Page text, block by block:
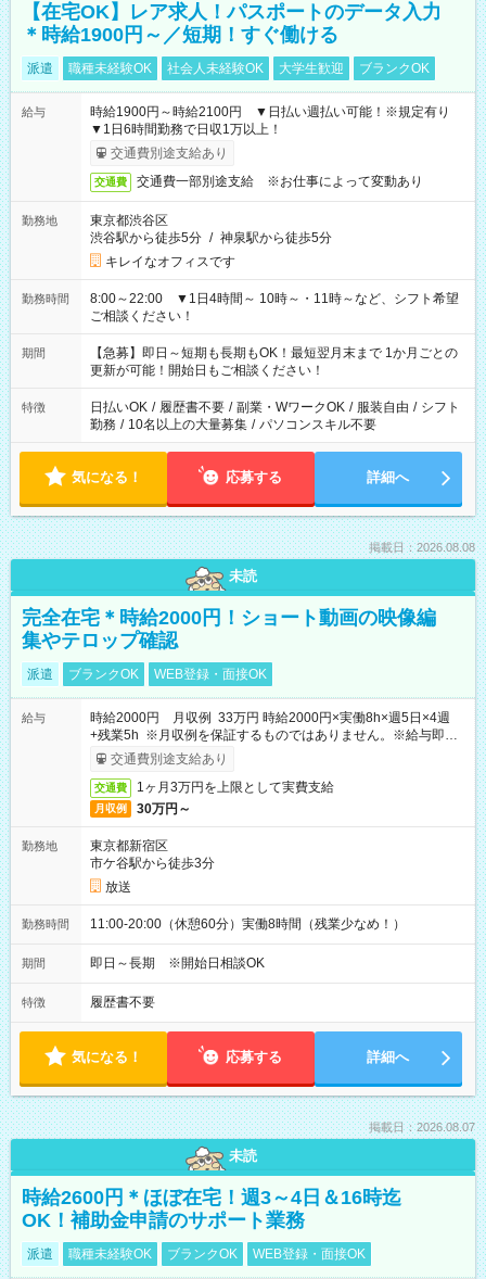
【在宅OK】レア求人！パスポートのデータ入力
＊時給1900円～／短期！すぐ働ける
派遣 職種未経験OK 社会人未経験OK 大学生歓迎 ブランクOK
給与
時給1900円～時給2100円 ▼日払い週払い可能！※規定有り
▼1日6時間勤務で日収1万以上！
交通費別途支給あり
交通費 交通費一部別途支給 ※お仕事によって変動あり
勤務地
東京都渋谷区
渋谷駅から徒歩5分 / 神泉駅から徒歩5分
キレイなオフィスです
勤務時間
8:00～22:00 ▼1日4時間～ 10時～・11時～など、シフト希望
ご相談ください！
期間
【急募】即日～短期も長期もOK！最短翌月末まで 1か月ごとの
更新が可能！開始日もご相談ください！
特徴 日払いOK / 履歴書不要 / 副業・WワークOK / 服装自由 / シフト
勤務 / 10名以上の大量募集 / パソコンスキル不要
気になる！ 応募する 詳細へ
掲載日：2026.08.08
未読
完全在宅＊時給2000円！ショート動画の映像編
集やテロップ確認
派遣 ブランクOK WEB登録・面接OK
給与
時給2000円 月収例 33万円 時給2000円×実働8h×週5日×4週
+残業5h ※月収例を保証するものではありません。※給与即受
取りサービス利用可（利用条件有）
交通費別途支給あり
交通費 1ヶ月3万円を上限として実費支給
月収例 30万円～
勤務地
東京都新宿区
市ケ谷駅から徒歩3分
放送
勤務時間 11:00-20:00（休憩60分）実働8時間（残業少なめ！）
期間 即日～長期 ※開始日相談OK
特徴 履歴書不要
気になる！ 応募する 詳細へ
掲載日：2026.08.07
未読
時給2600円＊ほぼ在宅！週3～4日＆16時迄
OK！補助金申請のサポート業務
派遣 職種未経験OK ブランクOK WEB登録・面接OK